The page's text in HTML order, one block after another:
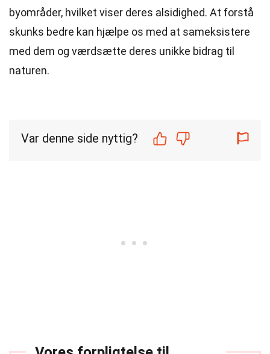
byområder, hvilket viser deres alsidighed. At forstå
skunks bedre kan hjælpe os med at sameksistere
med dem og værdsætte deres unikke bidrag til
naturen.
Var denne side nyttig?